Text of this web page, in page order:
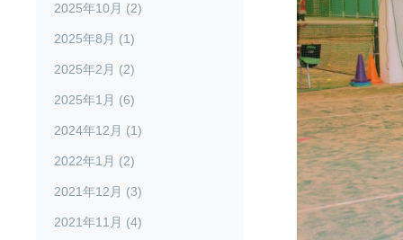
2025年10月 (2)
2025年8月 (1)
2025年2月 (2)
2025年1月 (6)
2024年12月 (1)
2022年1月 (2)
2021年12月 (3)
2021年11月 (4)